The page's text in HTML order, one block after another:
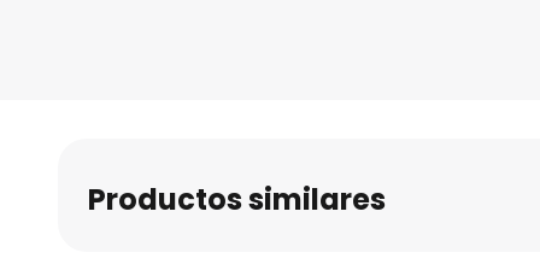
imágenes
Productos similares